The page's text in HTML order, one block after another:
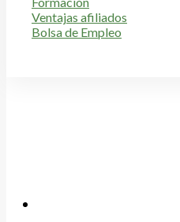
Ventajas afiliados
Bolsa de Empleo